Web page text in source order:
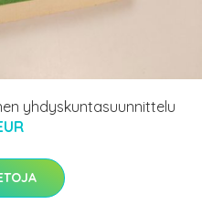
yhdyskuntasuunnittelu